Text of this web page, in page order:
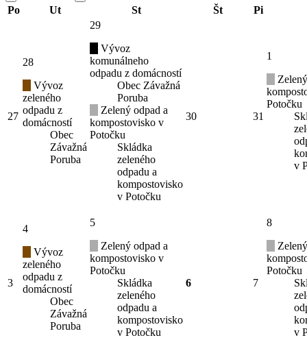
Po Ut St Št Pi
27
28
Vývoz
zeleného
odpadu z
domácností
Obec
Závažná
Poruba
29
Vývoz
komunálneho
odpadu z domácností
Obec Závažná
Poruba
Zelený odpad a
kompostovisko v
Potočku
Skládka
zeleného
odpadu a
kompostovisko
v Potočku
30 31
1
Potočku
v
3
4
Vývoz
zeleného
odpadu z
domácností
Obec
Závažná
Poruba
5
Zelený odpad a
kompostovisko v
Potočku
Skládka
zeleného
odpadu a
kompostovisko
v Potočku
6 7
8
Potočku
v